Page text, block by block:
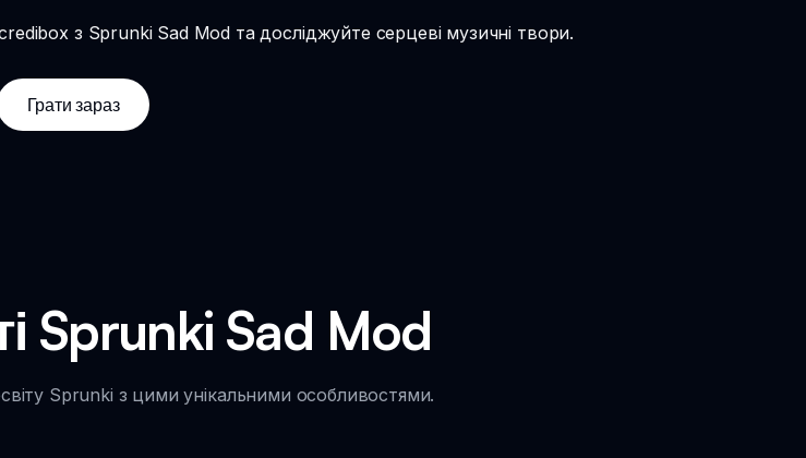
з Sprunki Sad Mod та досліджуйте серцеві музичні твори.
Грати зараз
Sprunki Sad Mod
Sprunki з цими унікальними особливостями.